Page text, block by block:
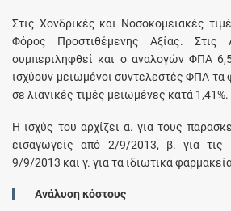
Στις Χονδρικές και Νοσοκομειακές
Φόρος Προστιθέμενης Αξίας. Στις
συμπεριληφθεί και ο αναλογών ΦΠΑ
ισχύουν μειωμένοι συντελεστές ΦΠΑ
σε λιανικές τιμές μειωμένες κατά 1,41%.
Η ισχύς του αρχίζει α. για τους
εισαγωγείς από 2/9/2013, β. για τις
9/9/2013 και γ. για τα ιδιωτικά
Ανάλυση κόστους